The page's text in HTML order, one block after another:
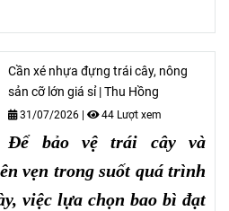
Cần xé nhựa đựng trái cây, nông
sản cỡ lớn giá sỉ | Thu Hồng
31/07/2026 | 44 Lượt xem
Để bảo vệ trái cây và
vẹn trong suốt quá trình
việc lựa chọn bao bì đạt